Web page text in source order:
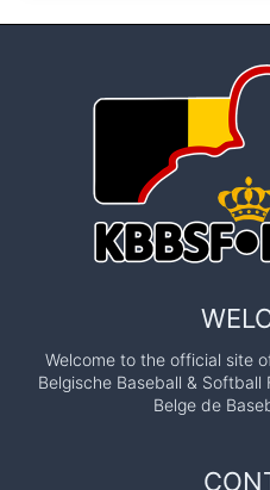
Welcome to the official site
Belgische Baseball & Softball
Belge de